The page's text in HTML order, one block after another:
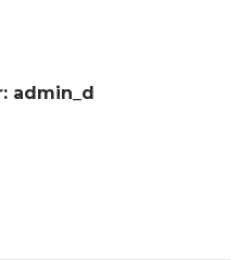
admin_d